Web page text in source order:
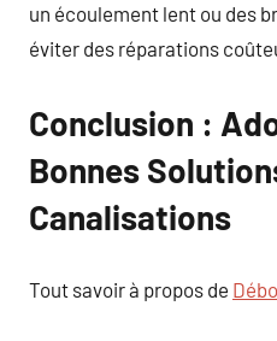
un écoulement lent ou des
éviter des réparations
Conclusion :
Bonnes
Canalisations
Tout savoir à propos de